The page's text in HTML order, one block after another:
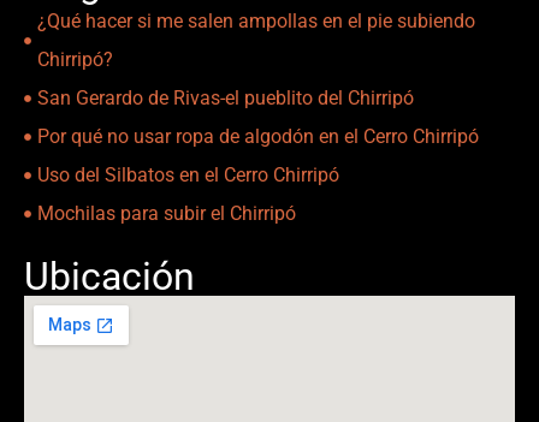
¿Qué hacer si me salen ampollas en el pie subiendo
Chirripó?
San Gerardo de Rivas-el pueblito del Chirripó
Por qué no usar ropa de algodón en el Cerro Chirripó
Uso del Silbatos en el Cerro Chirripó
Mochilas para subir el Chirripó
Ubicación